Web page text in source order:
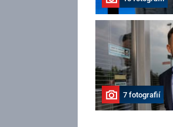
7 fotografií